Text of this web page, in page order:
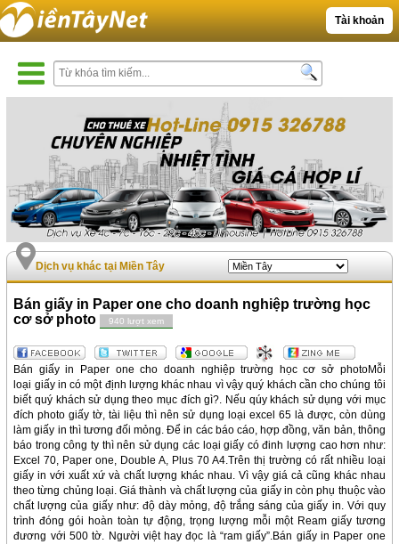
Tài khoản
Dịch vụ khác tại Miền Tây
Bán giấy in Paper one cho doanh nghiệp trường học
cơ sở photo
940 lượt xem
Bán giấy in Paper one cho doanh nghiệp trường học cơ sở photoMỗi
loại giấy in có một định lượng khác nhau vì vậy quý khách cần cho chúng tôi
biết quý khách sử dụng theo mục đích gì?. Nếu qúy khách sử dụng với mục
đích photo giấy tờ, tài liệu thì nên sử dụng loại excel 65 là được, còn dùng
làm giấy in thì tương đối mỏng. Để in các báo cáo, hợp đồng, văn bản, thông
báo trong công ty thì nên sử dụng các loại giấy có đinh lượng cao hơn như:
Excel 70, Paper one, Double A, Plus 70 A4.Trên thị trường có rất nhiều loại
giấy in với xuất xứ và chất lượng khác nhau. Vì vậy giá cả cũng khác nhau
theo từng chủng loại. Giá thành và chất lượng của giấy in còn phụ thuộc vào
chất lượng của giấy như: độ dày mỏng, độ trắng sáng của giấy in. Với quy
trình đóng gói hoàn toàn tự động, trọng lượng mỗi một Ream giấy tương
đương với 500 tờ. Người việt hay đọc là “ram giấy”.Bán giấy in Paper one